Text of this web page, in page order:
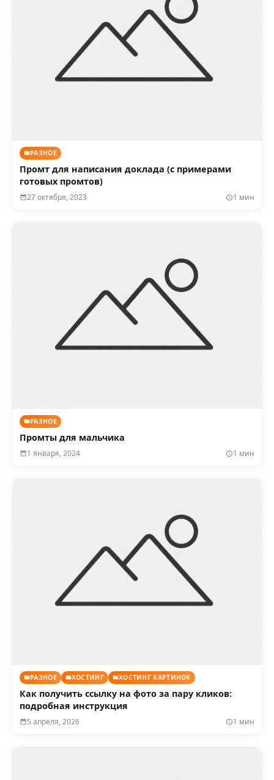
РАЗНОЕ
Промт для написания доклада (с примерами
готовых промтов)
27 октября, 2023 1 мин
РАЗНОЕ
Промты для мальчика
1 января, 2024 1 мин
РАЗНОЕ ХОСТИНГ ХОСТИНГ КАРТИНОК
Как получить ссылку на фото за пару кликов:
подробная инструкция
5 апреля, 2026 1 мин